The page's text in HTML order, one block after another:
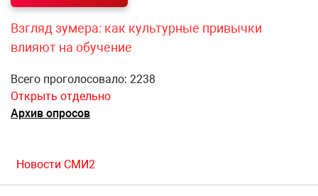
Взгляд зумера: как культурные привычки
влияют на обучение
Всего проголосовало: 2238
Открыть отдельно
Архив опросов
Новости СМИ2